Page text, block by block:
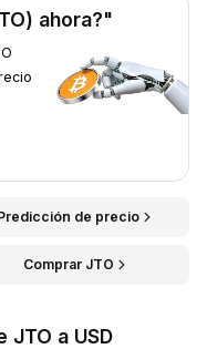
ahora?"
de precio
Comprar JTO
JTO a USD